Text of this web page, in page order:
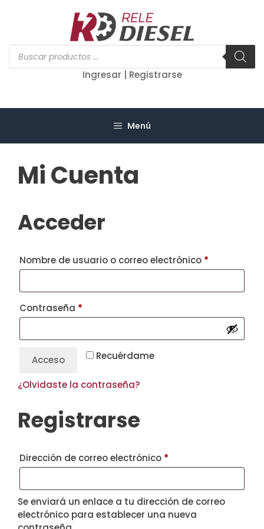
Búsqueda
de
productos
Ingresar | Registrarse
Menú
Mi Cuenta
Acceder
Nombre de usuario o correo electrónico *
Contraseña *
Recuérdame
Acceso
¿Olvidaste la contraseña?
Registrarse
Dirección de correo electrónico *
Se enviará un enlace a tu dirección de correo
electrónico para establecer una nueva